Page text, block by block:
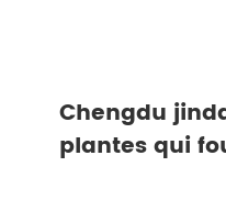
Chengdu
plantes qui